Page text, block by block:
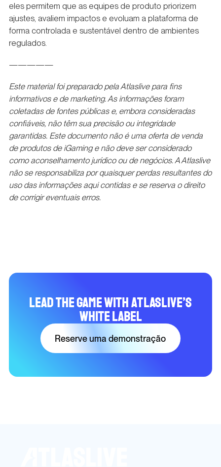
eles permitem que as equipes de produto priorizem
ajustes, avaliem impactos e evoluam a plataforma de
forma controlada e sustentável dentro de ambientes
regulados.
—————
Este material foi preparado pela Atlaslive para fins
informativos e de marketing. As informações foram
coletadas de fontes públicas e, embora consideradas
confiáveis, não têm sua precisão ou integridade
garantidas. Este documento não é uma oferta de venda
de produtos de iGaming e não deve ser considerado
como aconselhamento jurídico ou de negócios. A Atlaslive
não se responsabiliza por quaisquer perdas resultantes do
uso das informações aqui contidas e se reserva o direito
de corrigir eventuais erros.
Lead the Game with Atlaslive’s
White Label
Reserve uma demonstração